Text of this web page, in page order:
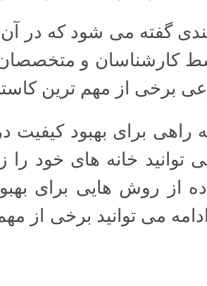
گفته می شود که در
کارشناسان و
برخی از مهم ترین
راهی برای بهبود
خانه های خود را
از روش هایی برای
می توانید برخی از